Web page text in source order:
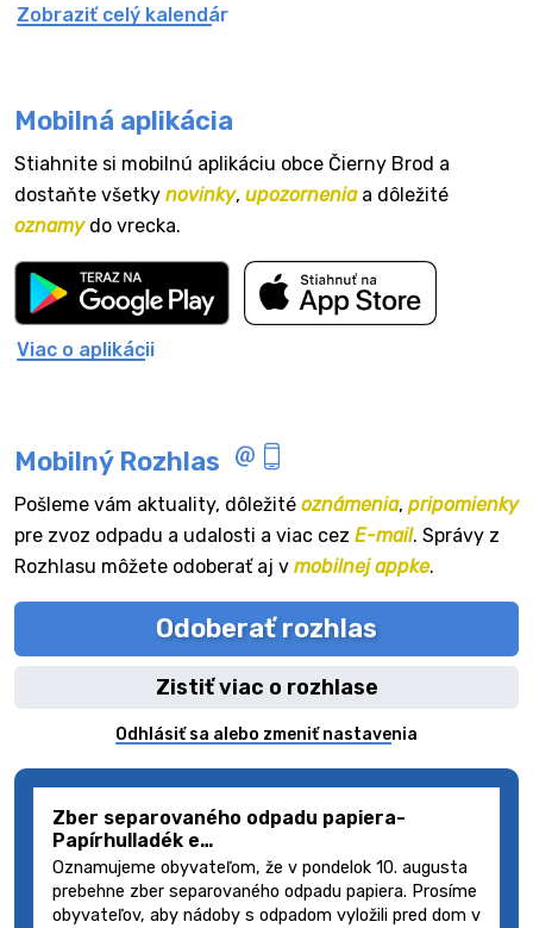
Zobraziť celý kalendár
Mobilná aplikácia
Stiahnite si mobilnú aplikáciu obce Čierny Brod a
dostaňte všetky novinky, upozorneniaa dôležité
oznamydo vrecka.
Viac o aplikácii
Mobilný Rozhlas
Pošleme vám aktuality, dôležité oznámenia, pripomienky
pre zvoz odpadu a udalosti a viac cez E-mail. Správy z
Rozhlasu môžete odoberať aj v mobilnej appke.
Odoberať rozhlas
Zistiť viac o rozhlase
Odhlásiť sa alebo zmeniť nastavenia
Zber separovaného odpadu papiera-
Papírhulladék e…
Oznamujeme obyvateľom, že v pondelok 10. augusta
prebehne zber separovaného odpadu papiera. Prosíme
obyvateľov, aby nádoby s odpadom vyložili pred dom v